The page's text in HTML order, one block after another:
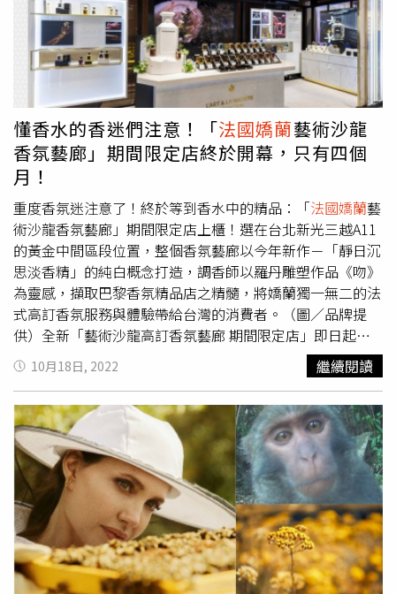
將到來的宣傳活動與吉娜·艾麗絲密切合作，推廣全新的蘭
鑽系列創新產品：「蘭鑽極萃氧生微晶精」。吉娜·艾麗絲
Gina Alice擔任法國嬌蘭蘭鑽全球形象大使。（圖／品牌提
供）
懂香水的香迷們注意！「法國嬌蘭藝術沙龍
香氛藝廊」期間限定店終於開幕，只有四個
月！
重度香氛迷注意了！終於等到香水中的精品：「法國嬌蘭藝
術沙龍香氛藝廊」期間限定店上櫃！選在台北新光三越A11
的黃金中間區段位置，整個香氛藝廊以今年新作－「靜日沉
思淡香精」的純白概念打造，調香師以羅丹雕塑作品《吻》
為靈感，擷取巴黎香氛精品店之精髓，將嬌蘭獨一無二的法
式高訂香氛服務與體驗帶給台灣的消費者。（圖／品牌提
供）全新「藝術沙龍高訂香氛藝廊 期間限定店」即日起於
每周六舉辦不同主題的藝術沉浸體驗日。十月開幕主題
「WHITE SCENT & WHITE MOMENT」，以潔淨、純白柔
軟的「靜日沉思淡香精」為主打，於10.15(六)、10.22(六)
身著白襯衫來櫃體驗「靜日沉思淡香精」，首100位即可獲
得ART TAIPEI2022國際藝術博覽會門票乙張(中午12:00起開
放兌換)；開幕首月，特別廣邀(曾)就讀藝術領域相關學校/
學系(需出示證明，如學生證、校友證等)來精品限定店體
驗，即享藝術沙龍限量香氛來店禮！（圖／品牌提供）凡至
期間限定精品店購買藝術沙龍高訂香氛，無需額外費用，即
可客製化挑選頂飾、綁繩及繩扣，訂製個人化專屬香氛瓶並
享法式包裝之藝與香氛贈禮。此外，線上線下同步推出藝術
沙龍香氛數位諮詢服務，消費者可透過嬌蘭官網的線上諮詢
10月18日, 2022 繼續閱讀